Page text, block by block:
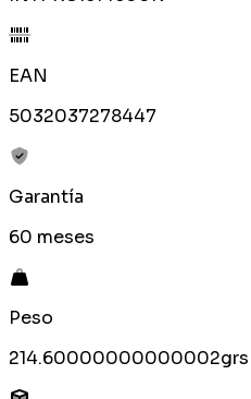
EAN
5032037278447
Garantía
60 meses
Peso
214.60000000000002grs